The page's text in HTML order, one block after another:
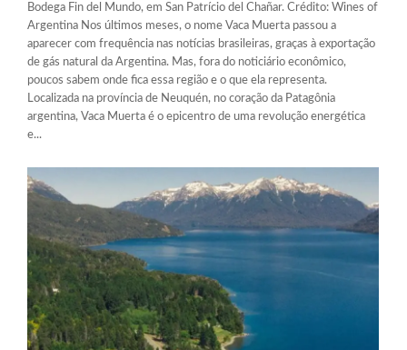
Bodega Fin del Mundo, em San Patrício del Chañar. Crédito: Wines of
Argentina Nos últimos meses, o nome Vaca Muerta passou a
aparecer com frequência nas notícias brasileiras, graças à exportação
de gás natural da Argentina. Mas, fora do noticiário econômico,
poucos sabem onde fica essa região e o que ela representa.
Localizada na província de Neuquén, no coração da Patagônia
argentina, Vaca Muerta é o epicentro de uma revolução energética
e...